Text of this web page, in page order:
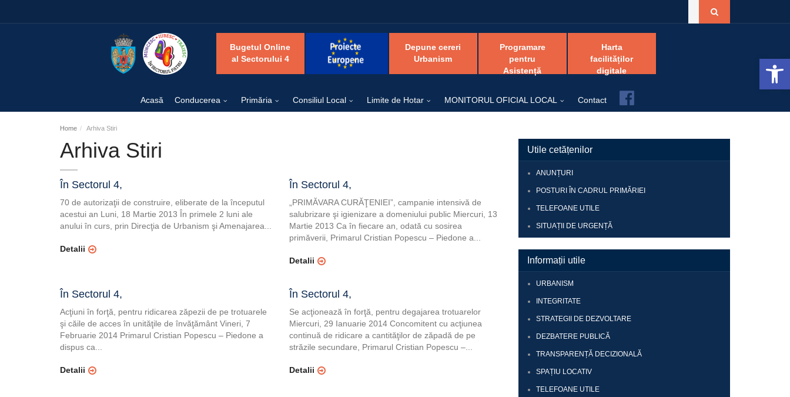
Bugetul Online
al Sectorului 4
Depune cereri
Urbanism
Programare
pentru
Asistență
Harta
facilităților
digitale
Acasă Conducerea Primăria Consiliul Local Limite de Hotar MONITORUL OFICIAL LOCAL Contact
Home Arhiva Stiri
Arhiva Stiri
În Sectorul 4,
70 de autorizaţii de construire, eliberate de la începutul
acestui an Luni, 18 Martie 2013 În primele 2 luni ale
anului în curs, prin Direcţia de Urbanism şi Amenajarea...
Detalii
În Sectorul 4,
„PRIMĂVARA CURĂŢENIEI”, campanie intensivă de
salubrizare şi igienizare a domeniului public Miercuri, 13
Martie 2013 Ca în fiecare an, odată cu sosirea
primăverii, Primarul Cristian Popescu – Piedone a...
Detalii
În Sectorul 4,
Acţiuni în forţă, pentru ridicarea zăpezii de pe trotuarele
şi căile de acces în unităţile de învăţământ Vineri, 7
Februarie 2014 Primarul Cristian Popescu – Piedone a
dispus ca...
Detalii
În Sectorul 4,
Se acţionează în forţă, pentru degajarea trotuarelor
Miercuri, 29 Ianuarie 2014 Concomitent cu acţiunea
continuă de ridicare a cantităţilor de zăpadă de pe
străzile secundare, Primarul Cristian Popescu –...
Detalii
Utile cetățenilor
ANUNȚURI
POSTURI ÎN CADRUL PRIMĂRIEI
TELEFOANE UTILE
SITUAȚII DE URGENȚĂ
Informații utile
URBANISM
INTEGRITATE
STRATEGII DE DEZVOLTARE
DEZBATERE PUBLICĂ
TRANSPARENȚĂ DECIZIONALĂ
SPAȚIU LOCATIV
TELEFOANE UTILE